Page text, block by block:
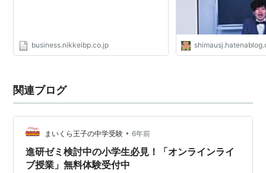
business.nikkeibp.co.jp
関連ブログ
まいくら王子の中学受験 • 6年前
進研ゼミ検討中の小学生必見！「オンラインライ
ブ授業」無料体験受付中